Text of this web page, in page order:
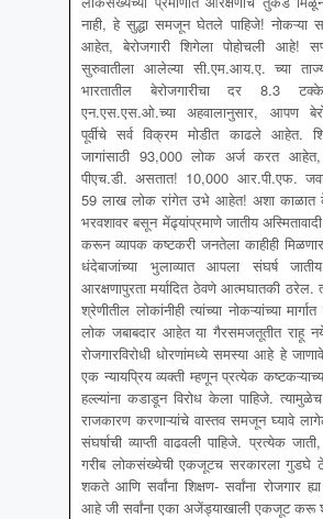
नाही, हे सुद्धा समजून घेतले पाहिजे! नोकऱ्या
आहेत, बेरोजगारी शिगेला पोहोचली आहे!
सुरुवातीला आलेल्या सी.एम.आय.ए. च्या
भारतातील बेरोजगारीचा दर 8.3
एन.एस.एस.ओ.च्या अहवालानुसार, आपण
पूर्वीचे सर्व विक्रम मोडीत काढले आहेत.
जागांसाठी 93,000 लोक अर्ज करत आहेत,
पीएच.डी. असतात! 10,000 आर.पी.एफ.
59 लाख लोक रांगेत उभे आहेत! अशा काळात
भरवशावर बसून मेंढ्यांप्रमाणे जातीय
करून व्यापक कष्टकरी जनतेला काहीही
धंदेबाजांच्या भुलाव्यात आपला संघर्ष
आरक्षणापुरता मर्यादित ठेवणे आत्मघातकी
श्रेणीतील लोकांनीही त्यांच्या नोकऱ्यांच्या
लोक जबाबदार आहेत या गैरसमजतूतीत राहू
रोजगारविरोधी धोरणांमध्ये समस्या आहे हे
एक न्यायप्रिय व्यक्ती म्हणून प्रत्येक
हल्ल्यांना कडाडून विरोध केला पाहिजे.
राजकारण करणाऱ्यांचे वास्तव समजून घ्यावे
संघर्षाची व्याप्ती वाढवली पाहिजे. प्रत्येक
गरीब लोकसंख्येची एकजूटच सरकारला गुडघे
शकते आणि सर्वांना शिक्षण- सर्वांना रोजगार
आहे जी सर्वांना एका अजेंड्याखाली एकजूट